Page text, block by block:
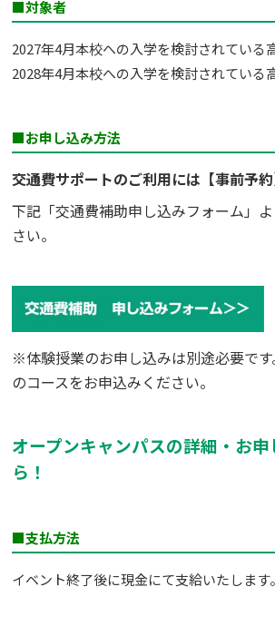
■対象者
2027年4月本校への入学を検討されている
2028年4月本校への入学を検討されている
■お申し込み方法
交通費サポートのご利用には【事前予約
下記「交通費補助申し込みフォーム」
さい。
※体験授業のお申し込みは別途必要で
のコースをお申込みください。
オープンキャンパスの詳細・お
ら！
■支払方法
イベント終了後に現金にて支給いたします。